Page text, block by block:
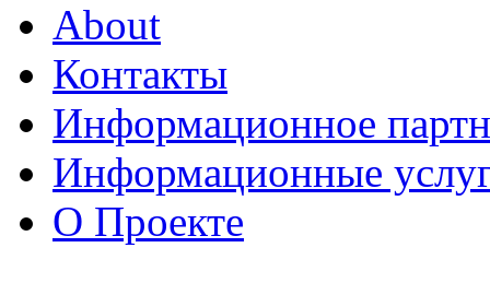
About
Контакты
Информационное
Информационные
О Проекте